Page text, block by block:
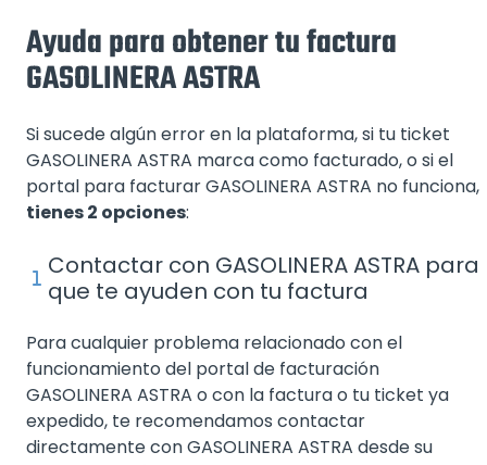
Ayuda para obtener tu factura
GASOLINERA ASTRA
Si sucede algún error en la plataforma, si tu ticket
GASOLINERA ASTRA marca como facturado, o si el
portal para facturar GASOLINERA ASTRA no funciona,
tienes 2 opciones:
Contactar con GASOLINERA ASTRA para
que te ayuden con tu factura
Para cualquier problema relacionado con el
funcionamiento del portal de facturación
GASOLINERA ASTRA o con la factura o tu ticket ya
expedido, te recomendamos contactar
directamente con GASOLINERA ASTRA desde su